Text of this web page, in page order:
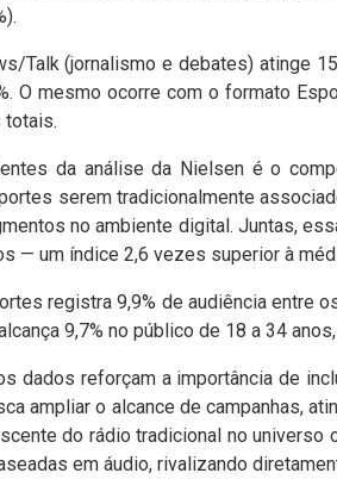
Talk (jornalismo e debates) atinge
O mesmo ocorre com o formato
totais.
da análise da Nielsen é o
serem tradicionalmente
no ambiente digital. Juntas,
— um índice 2,6 vezes superior à
registra 9,9% de audiência entre
9,7% no público de 18 a 34
dados reforçam a importância de
ampliar o alcance de campanhas,
do rádio tradicional no
em áudio, rivalizando